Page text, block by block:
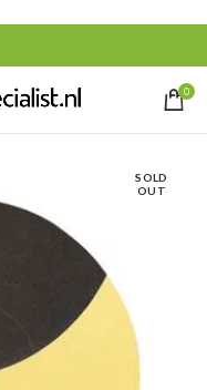
0
SOLD
OUT